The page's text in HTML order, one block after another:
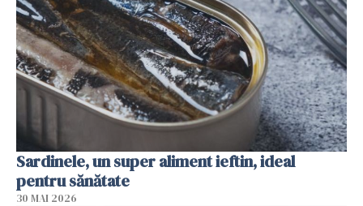
Sardinele, un super aliment ieftin, ideal
pentru sănătate
30 MAI 2026